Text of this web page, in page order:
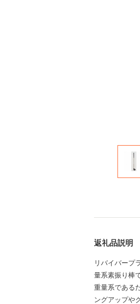
返礼品説明
リバイバープ
量系素振り棒
重量系である
ングアップや